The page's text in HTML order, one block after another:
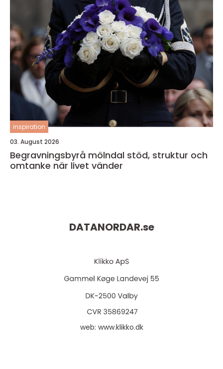
inspiration
03. August 2026
Begravningsbyrå mölndal stöd, struktur och
omtanke när livet vänder
DATANORDAR.se
web: www.klikko.dk